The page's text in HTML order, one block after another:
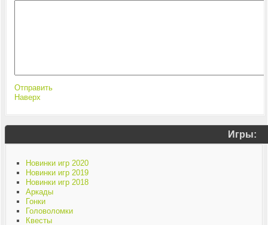
Отправить
Наверх
Игры:
Новинки игр 2020
Новинки игр 2019
Новинки игр 2018
Аркады
Гонки
Головоломки
Квесты